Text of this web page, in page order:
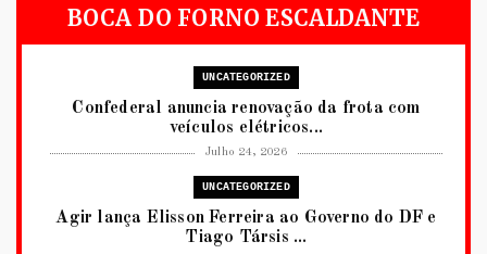
BOCA DO FORNO ESCALDANTE
UNCATEGORIZED
Confederal anuncia renovação da frota com
veículos elétricos...
Julho 24, 2026
UNCATEGORIZED
Agir lança Elisson Ferreira ao Governo do DF e
Tiago Társis ...